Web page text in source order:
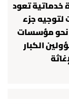
خدماتية تعود
جزء
نحو مؤسسات
الكبار